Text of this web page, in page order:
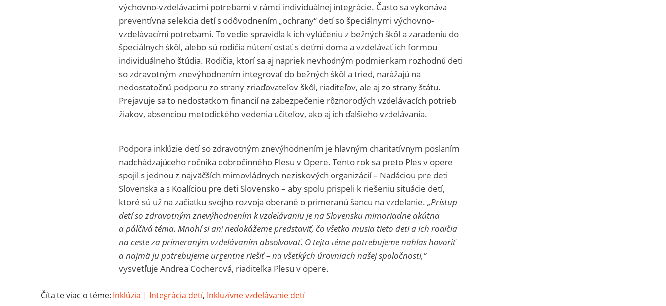
výchovno-vzdelávacími potrebami v rámci individuálnej integrácie. Často sa vykonáva
preventívna selekcia detí s odôvodnením „ochrany“ detí so špeciálnymi výchovno-
vzdelávacími potrebami. To vedie spravidla k ich vylúčeniu z bežných škôl a zaradeniu do
špeciálnych škôl, alebo sú rodičia nútení ostať s deťmi doma a vzdelávať ich formou
individuálneho štúdia. Rodičia, ktorí sa aj napriek nevhodným podmienkam rozhodnú deti
so zdravotným znevýhodnením integrovať do bežných škôl a tried, narážajú na
nedostatočnú podporu zo strany zriaďovateľov škôl, riaditeľov, ale aj zo strany štátu.
Prejavuje sa to nedostatkom financií na zabezpečenie rôznorodých vzdelávacích potrieb
žiakov, absenciou metodického vedenia učiteľov, ako aj ich ďalšieho vzdelávania.
Podpora inklúzie detí so zdravotným znevýhodnením je hlavným charitatívnym poslaním
nadchádzajúceho ročníka dobročinného Plesu v Opere. Tento rok sa preto Ples v opere
spojil s jednou z najväčších mimovládnych neziskových organizácií – Nadáciou pre deti
Slovenska a s Koalíciou pre deti Slovensko – aby spolu prispeli k riešeniu situácie detí,
ktoré sú už na začiatku svojho rozvoja oberané o primeranú šancu na vzdelanie. „Prístup
detí so zdravotným znevýhodnením k vzdelávaniu je na Slovensku mimoriadne akútna
a pálčivá téma. Mnohí si ani nedokážeme predstaviť, čo všetko musia tieto deti a ich rodičia
na ceste za primeraným vzdelávaním absolvovať. O tejto téme potrebujeme nahlas hovoriť
a najmä ju potrebujeme urgentne riešiť – na všetkých úrovniach našej spoločnosti,“
vysvetľuje Andrea Cocherová, riaditeľka Plesu v opere.
Čítajte viac o téme: Inklúzia | Integrácia detí, Inkluzívne vzdelávanie detí